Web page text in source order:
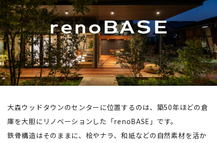
大森ウッドタウンのセンターに位置するのは、築50年ほどの倉
庫を大胆にリノベーションした「renoBASE」です。
鉄骨構造はそのままに、桧やナラ、和紙などの自然素材を活か